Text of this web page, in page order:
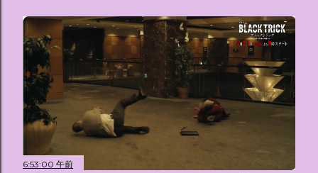
6:53:00 午前